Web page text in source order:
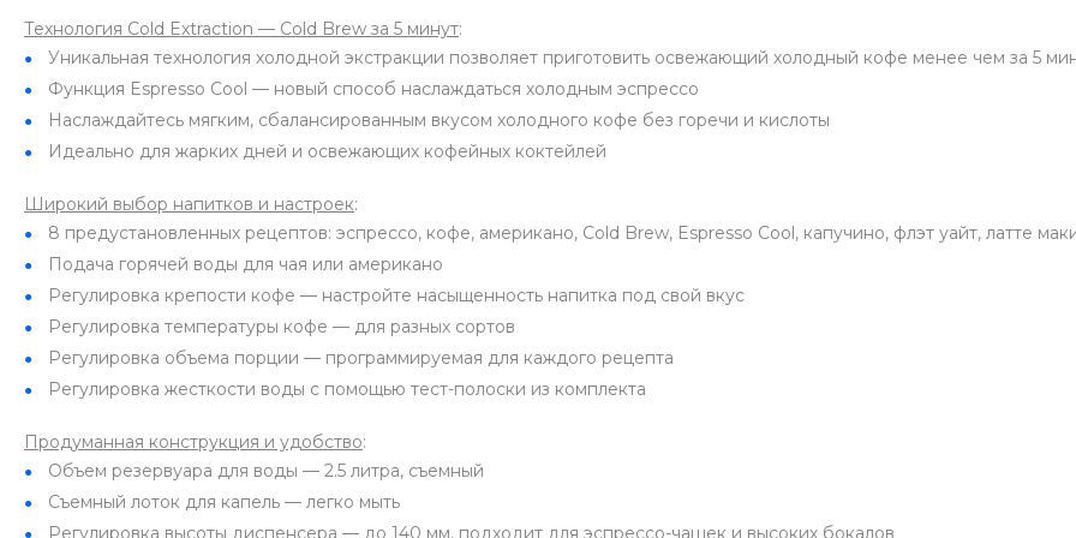
Технология Cold Extraction — Cold Brew за 5 минут:
Уникальная технология холодной экстракции позволяет приготовить освежающий холодный кофе менее чем за 5
Функция Espresso Cool — новый способ наслаждаться холодным эспрессо
Наслаждайтесь мягким, сбалансированным вкусом холодного кофе без горечи и кислоты
Идеально для жарких дней и освежающих кофейных коктейлей
Широкий выбор напитков и настроек:
8 предустановленных рецептов: эспрессо, кофе, американо, Cold Brew, Espresso Cool, капучино, флэт уайт, латте
Подача горячей воды для чая или американо
Регулировка крепости кофе — настройте насыщенность напитка под свой вкус
Регулировка температуры кофе — для разных сортов
Регулировка объема порции — программируемая для каждого рецепта
Регулировка жесткости воды с помощью тест-полоски из комплекта
Продуманная конструкция и удобство:
Объем резервуара для воды — 2.5 литра, съемный
Съемный лоток для капель — легко мыть
Регулировка высоты диспенсера — до 140 мм, подходит для эспрессо-чашек и высоких бокалов